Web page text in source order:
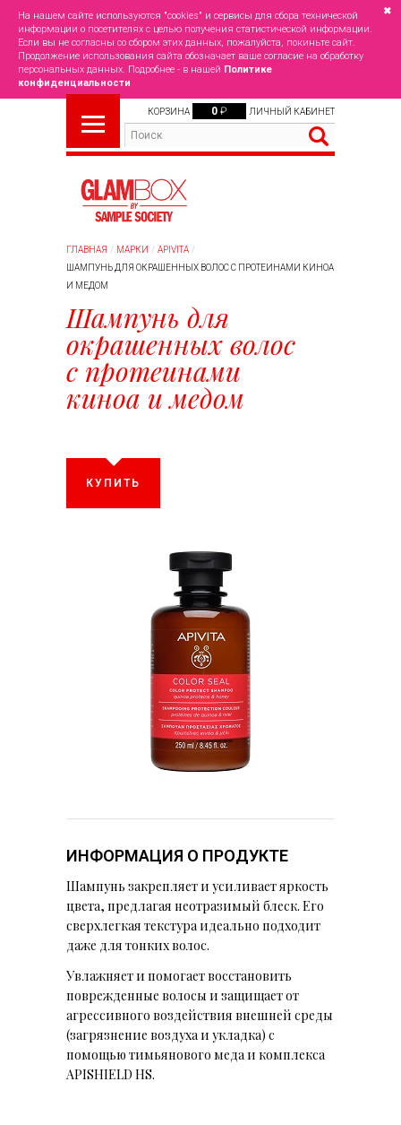
На нашем сайте используются "cookies" и сервисы для сбора технической
информации о посетителях с целью получения статистической информации.
Если вы не согласны со сбором этих данных, пожалуйста, покиньте сайт.
Продолжение использования сайта обозначает ваше согласие на обработку
персональных данных. Подробнее - в нашей Политике
конфиденциальности
✖
КОРЗИНА 0 ₽ ЛИЧНЫЙ КАБИНЕТ
ГЛАВНАЯ МАРКИ
APIVITA
ШАМПУНЬ ДЛЯ ОКРАШЕННЫХ ВОЛОС С ПРОТЕИНАМИ КИНОА
И МЕДОМ
Шампунь для
окрашенных волос
с протеинами
киноа и медом
КУПИТЬ
ИНФОРМАЦИЯ О ПРОДУКТЕ
Шампунь закрепляет и усиливает яркость
цвета, предлагая неотразимый блеск. Его
сверхлегкая текстура идеально подходит
даже для тонких волос.
Увлажняет и помогает восстановить
поврежденные волосы и защищает от
агрессивного воздействия внешней среды
(загрязнение воздуха и укладка) с
помощью тимьянового меда и комплекса
APISHIELD HS.